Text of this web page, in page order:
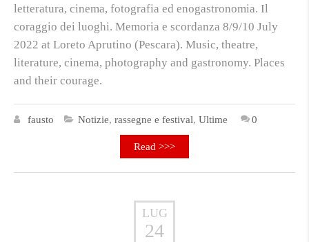
letteratura, cinema, fotografia ed enogastronomia. Il
coraggio dei luoghi. Memoria e scordanza 8/9/10 July
2022 at Loreto Aprutino (Pescara). Music, theatre,
literature, cinema, photography and gastronomy. Places
and their courage.
fausto Notizie, rassegne e festival, Ultime 0
Read >>>
LUG
24